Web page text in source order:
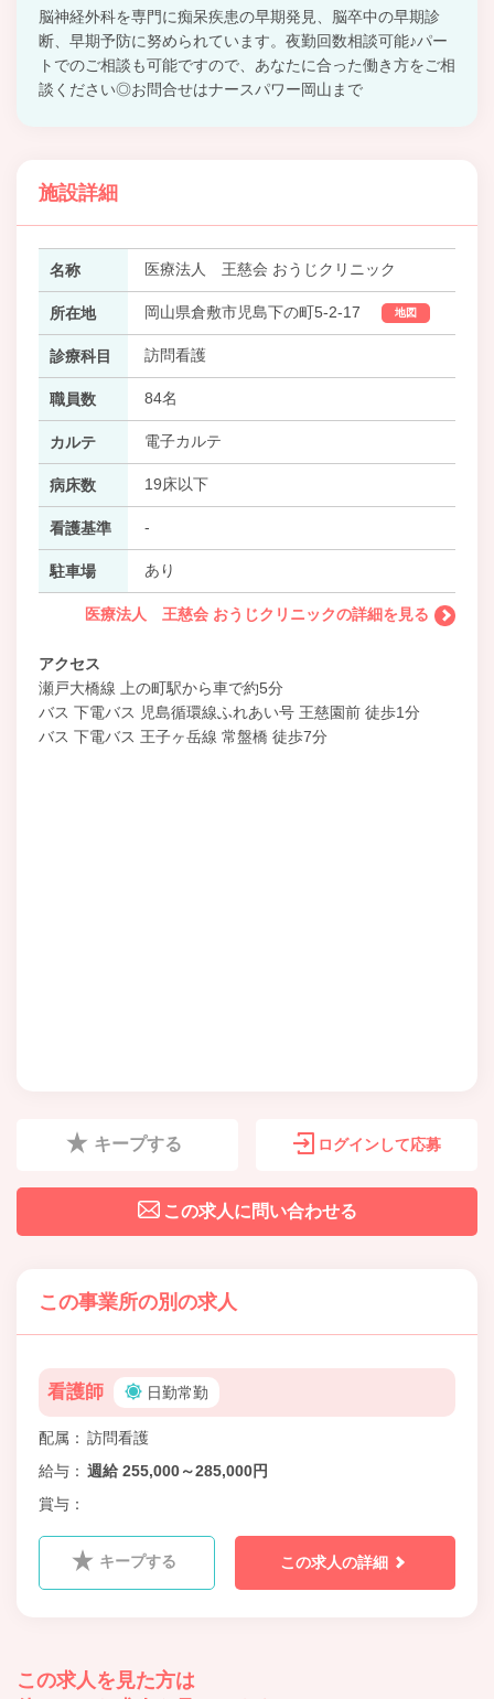
脳神経外科を専門に痴呆疾患の早期発見、脳卒中の早期診
断、早期予防に努められています。夜勤回数相談可能♪パー
トでのご相談も可能ですので、あなたに合った働き方をご相
談ください◎お問合せはナースパワー岡山まで
施設詳細
名称 医療法人 王慈会 おうじクリニック
所在地 岡山県倉敷市児島下の町5-2-17 地図
診療科目 訪問看護
職員数 84名
カルテ 電子カルテ
病床数 19床以下
看護基準 -
駐車場 あり
医療法人 王慈会 おうじクリニックの詳細を見る
アクセス
瀬戸大橋線 上の町駅から車で約5分
バス 下電バス 児島循環線ふれあい号 王慈園前 徒歩1分
バス 下電バス 王子ヶ岳線 常盤橋 徒歩7分
キープする ログインして応募
この求人に問い合わせる
この事業所の別の求人
看護師 日勤常勤
配属
訪問看護
給与
週給 255,000～285,000円
賞与
キープする この求人の詳細
この求人を見た方は